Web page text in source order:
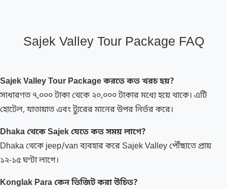
Sajek Valley Tour Package FAQ
Sajek Valley Tour Package করতে কত খরচ হয়?
সাধারণত ৭,০০০ টাকা থেকে ২০,০০০ টাকার মধ্যে হয়ে থাকে। এটি
হোটেল, যাতায়াত এবং ট্যুরের মানের উপর নির্ভর করে।
Dhaka থেকে Sajek যেতে কত সময় লাগে?
Dhaka থেকে jeep/van ব্যবহার করে Sajek Valley পৌঁছাতে প্রায়
১২-১৫ ঘণ্টা লাগে।
Konglak Para কেন ভিজিট করা উচিত?